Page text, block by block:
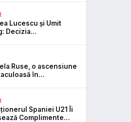
din nou înfruntat
Lucescu și Umit
Decizia
în locul Turciei – Ce
în spatele
pas important!”
Ruse, o ascensiune
în
de la
a
o pe locul 58
Spaniei U21 Îi
Complimente